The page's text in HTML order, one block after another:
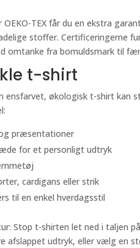
TEX får du en ekstra
stoffer. Certificeringerne
omtanke fra bomuldsmark til
t-shirt
ensfarvet, økologisk t-shirt kan
præsentationer
for et personligt udtryk
cardigans eller strik
til en enkel hverdagsstil
Stop t-shirten let ned i taljen
afslappet udtryk, eller vælg en